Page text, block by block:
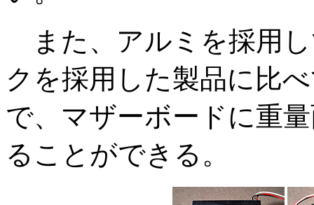
また、アルミを採用
クを採用した製品に比
で、マザーボードに重
ることができる。